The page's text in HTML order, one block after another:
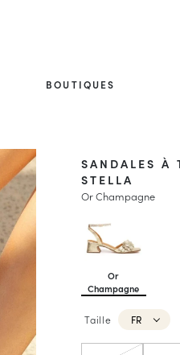
BOUTIQUES
Or
Champagne
SANDALES À
STELLA
Or Champagne
Taille FR